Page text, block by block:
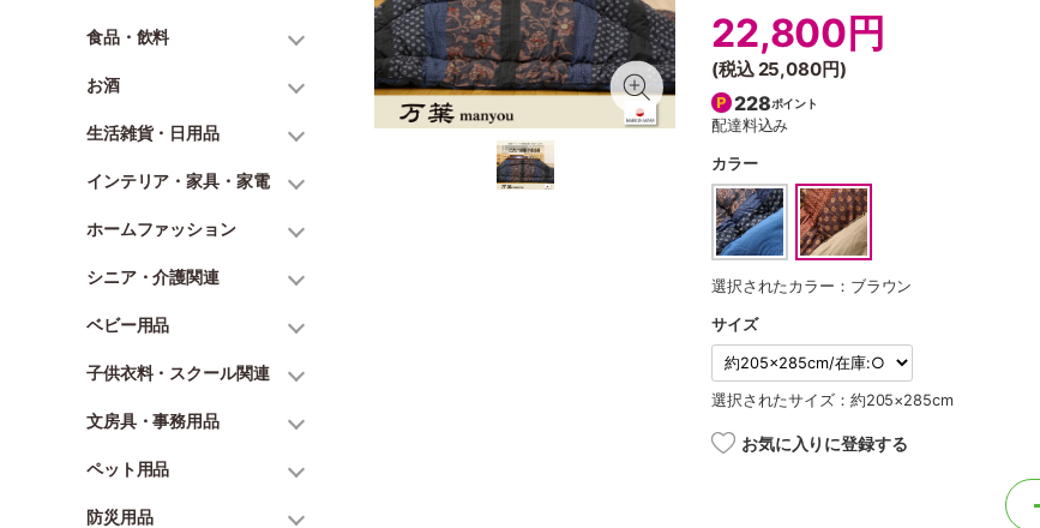
食品・飲料
お酒
生活雑貨・日用品
インテリア・家具・家電
ホームファッション
シニア・介護関連
ベビー用品
子供衣料・スクール関連
文房具・事務用品
ペット用品
防災用品
22,800円
(税込25,080円)
228ポイント
配達料込み
カラー
選択されたカラー：ブラウン
サイズ
選択されたサイズ：約205×285cm
お気に入りに登録する